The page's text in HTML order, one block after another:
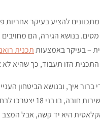
להציע בעיקר אחריות
בנושא הגירה, הם
– בעיקר באמצעותתכנית
הזו תעבוד, כך שהיא לא
להחזיר שירות
היא יד קשה, אבל